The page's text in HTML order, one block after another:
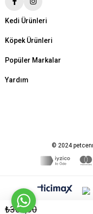
Kedi Ürünleri
Köpek Ürünleri
Popüler Markalar
Yardım
© 2024
₺305,90